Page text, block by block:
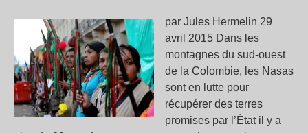
par Jules Hermelin 29
avril 2015 Dans les
montagnes du sud-ouest
de la Colombie, les Nasas
sont en lutte pour
récupérer des terres
promises par l’État il y a